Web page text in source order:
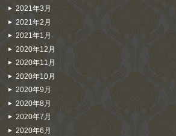
2021年3月
2021年2月
2021年1月
2020年12月
2020年11月
2020年10月
2020年9月
2020年8月
2020年7月
2020年6月